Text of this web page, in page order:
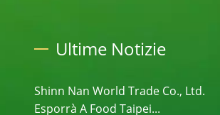
Ultime Notizie
Shinn Nan World Trade Co., Ltd.
Esporrà A Food Taipei...